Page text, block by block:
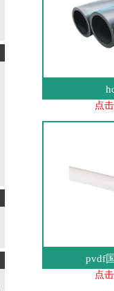
点
pvdf
点